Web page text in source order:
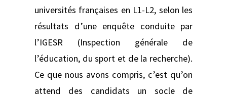
universités françaises en L1-L2, selon les
résultats d’une enquête conduite par
l’IGESR (Inspection générale de
l’éducation, du sport et de la recherche).
Ce que nous avons compris, c’est qu’on
attend des candidats un socle de